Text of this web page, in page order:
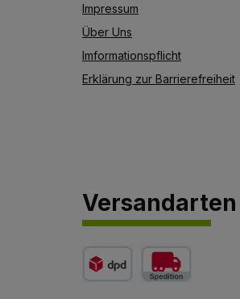
Impressum
Über Uns
Imformationspflicht
Erklärung zur Barrierefreiheit
Versandarten